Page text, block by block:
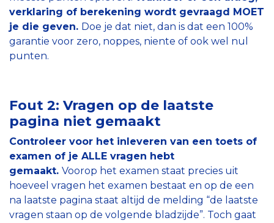
verklaring of berekening wordt gevraagd MOET
je die geven. Doe je dat niet, dan is dat een 100%
garantie voor zero, noppes, niente of ook wel nul
punten.
Fout 2: Vragen op de laatste
pagina niet gemaakt
Controleer voor het inleveren van een toets of
examen of je ALLE vragen hebt
gemaakt. Voorop het examen staat precies uit
hoeveel vragen het examen bestaat en op de een
na laatste pagina staat altijd de melding “de laatste
vragen staan op de volgende bladzijde”. Toch gaat